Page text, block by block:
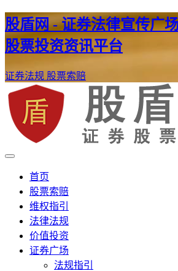
股盾网 - 证券法律宣传广
股票投资资讯平台
证券法规 股票索赔
股盾网
证券股票维权网
首页
股票索赔
维权指引
法律法规
价值投资
证券广场
法规指引